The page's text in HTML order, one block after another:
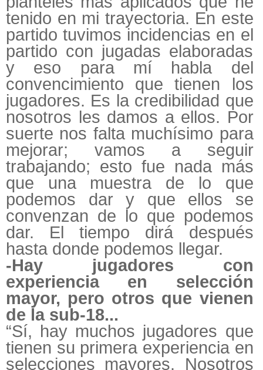
tenido en mi trayectoria. En este
partido tuvimos incidencias en el
partido con jugadas elaboradas
y eso para mí habla del
convencimiento que tienen los
jugadores. Es la credibilidad que
nosotros les damos a ellos. Por
suerte nos falta muchísimo para
mejorar; vamos a seguir
trabajando; esto fue nada más
que una muestra de lo que
podemos dar y que ellos se
convenzan de lo que podemos
dar. El tiempo dirá después
hasta donde podemos llegar.
-Hay jugadores con
experiencia en selección
mayor, pero otros que vienen
de la sub-18...
“Sí, hay muchos jugadores que
tienen su primera experiencia en
selecciones mayores. Nosotros